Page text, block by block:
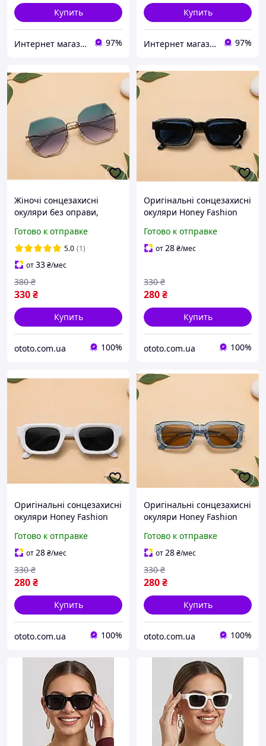
Купить
Интернет магазин аксессуаров АЛЬПАКА 97%
Купить
Интернет магазин аксессуаров АЛЬПАКА 97%
Жіночі сонцезахисні
окуляри без оправи,
Готово к отправке
5.0 (1)
от33₴/мес
330₴
380 ₴
Купить
ototo.com.ua 100%
Оригінальні сонцезахисні
окуляри Honey Fashion
140)
Готово к отправке
от28₴/мес
280₴
330 ₴
Купить
ototo.com.ua 100%
Оригінальні сонцезахисні
окуляри Honey Fashion
Готово к отправке
от28₴/мес
280₴
330 ₴
Купить
ototo.com.ua 100%
Оригінальні сонцезахисні
окуляри Honey Fashion
140)
Готово к отправке
от28₴/мес
280₴
330 ₴
Купить
ototo.com.ua 100%